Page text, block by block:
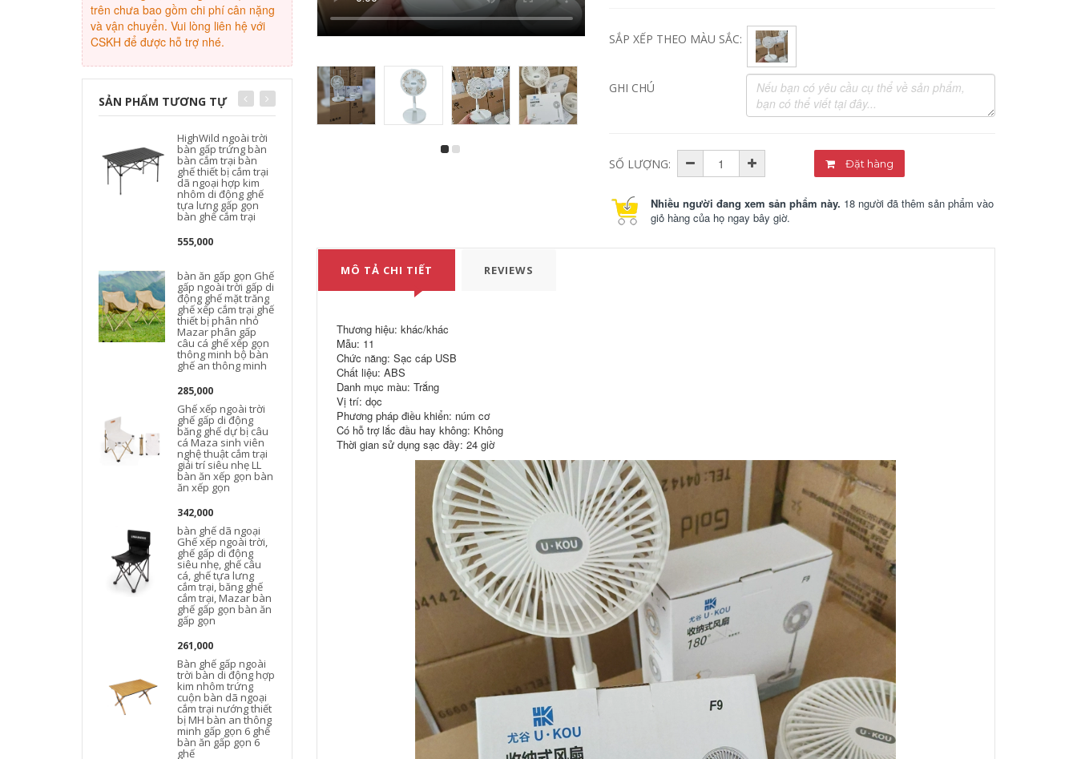
trên chưa bao gồm chi phí cân nặng
và vận chuyển. Vui lòng liên hệ với
CSKH để được hỗ trợ nhé.
SẢN PHẨM TƯƠNG TỰ
HighWild ngoài trời
bàn gấp trứng bàn
bàn cắm trại bàn
ghế thiết bị cắm trại
dã ngoại hợp kim
nhôm di động ghế
tựa lưng gấp gọn
bàn ghế cắm trại
555,000
bàn ăn gấp gọn Ghế
gấp ngoài trời gấp di
động ghế mặt trăng
ghế xếp cắm trại ghế
thiết bị phân nhỏ
Mazar phân gấp
câu cá ghế xếp gọn
thông minh bộ bàn
ghế an thông minh
285,000
Ghế xếp ngoài trời
ghế gấp di động
băng ghế dự bị câu
cá Maza sinh viên
nghệ thuật cắm trại
giải trí siêu nhẹ LL
bàn ăn xếp gọn bàn
ăn xếp gọn
342,000
bàn ghế dã ngoại
Ghế xếp ngoài trời,
ghế gấp di động
siêu nhẹ, ghế câu
cá, ghế tựa lưng
cắm trại, băng ghế
cắm trại, Mazar bàn
ghế gấp gọn bàn ăn
gấp gọn
261,000
Bàn ghế gấp ngoài
trời bàn di động hợp
kim nhôm trứng
cuộn bàn dã ngoại
cắm trại nướng thiết
bị MH bàn an thông
minh gấp gọn 6 ghế
bàn ăn gấp gọn 6
ghế
426,000
ghế gấp gọn Bàn
vật dụng cắm trại
ngoài trời, bàn cuộn
trứng gấp hợp kim
nhôm di động ghế
sofa gấp gọn bàn
ăn gấp gọn
427,000
Urban Wave Bàn
Ghế Gấp Ngoài Trời
Hoàn Toàn Bằng
Nhôm Dã Ngoại BBQ
Nhẹ Bàn Nhỏ Thiết
Bị Cắm Trại Tour Tự
Lái Xe ghế gấp gọn
bộ bàn ghế ăn cơm
Ngoài Trời Cắm Trại
Ghế Ghế Trung Thu
bộ bàn ghế gấp gọn
thông minh bộ bàn
Đô Thị Sóng Ghế
Kermit Ghế Di Động
Urban Wave, bàn
ghế picnic di động,
bộ trang thiết bị vật
dụng bàn ghế gấp
bàn ghế ăn gấp gọn
365,000
cuộn bàn cắm trại
dã ngoại bàn nướng
thiết bị QF bộ bàn
ăn gấp gọn 6 ghế bộ
bàn ghế ăn cơm gấp
gọn
507,000
Đô Thị Sóng Cắm
Trại Ngoài Trời
Hoang Dã Câu Cá
Nền Tảng Câu Cá
Tựa Lưng Ghế Câu
Cá Siêu Nhẹ Mọi Địa
Hình Maza Gấp Câu
Cá Ghế ghế nằm
gấp gọn ghế tựa
lưng gấp gọn
281,000
bộ bàn ghế học sinh
gấp gọn Bàn ghế
xếp ngoài trời cắm
trại dã ngoại cắm
trại thiết bị cung cấp
SẮP XẾP THEO MÀU SẮC:
GHI CHÚ
SỐ LƯỢNG: Đặt hàng
Nhiều người đang xem sản phẩm này. 18 người đã thêm sản phẩm vào
giỏ hàng của họ ngay bây giờ.
MÔ TẢ CHI TIẾT REVIEWS
Thương hiệu: khác/khác
Mẫu: 11
Chức năng: Sạc cáp USB
Chất liệu: ABS
Danh mục màu: Trắng
Vị trí: dọc
Phương pháp điều khiển: núm cơ
Có hỗ trợ lắc đầu hay không: Không
Thời gian sử dụng sạc đầy: 24 giờ